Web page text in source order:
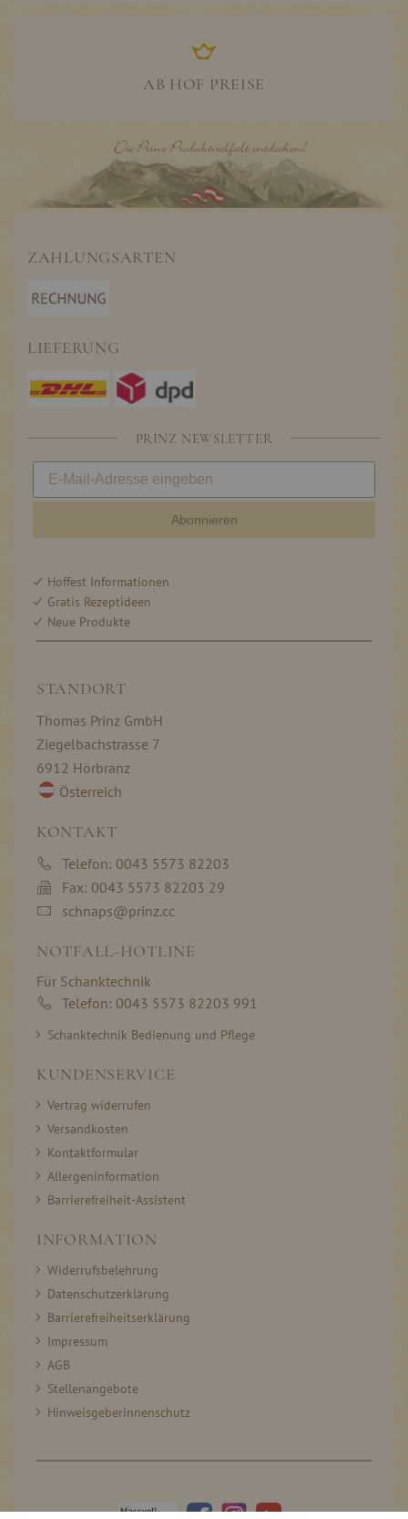
AB HOF PREISE
ZAHLUNGSARTEN
LIEFERUNG
PRINZ NEWSLETTER
Abonnieren
Hoffest Informationen
Gratis Rezeptideen
Neue Produkte
STANDORT
Thomas Prinz GmbH
Ziegelbachstrasse 7
6912 Hörbranz
Österreich
KONTAKT
Telefon: 0043 5573 82203
Fax: 0043 5573 82203 29
schnaps@prinz.cc
NOTFALL-HOTLINE
Für Schanktechnik
Telefon: 0043 5573 82203 991
Schanktechnik Bedienung und Pflege
KUNDENSERVICE
Vertrag widerrufen
Versandkosten
Kontaktformular
Allergeninformation
Barrierefreiheit-Assistent
INFORMATION
Widerrufsbelehrung
Datenschutzerklärung
Barrierefreiheitserklärung
Impressum
AGB
Stellenangebote
Hinweisgeberinnenschutz